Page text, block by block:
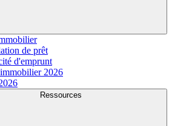
de prêt
d'emprunt
2026
Ressources